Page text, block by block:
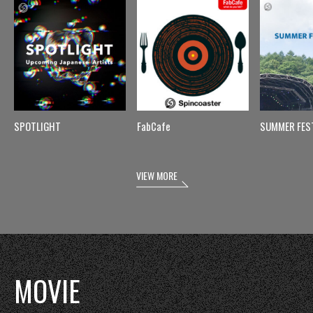
SPOTLIGHT FabCafe SUMMER
VIEW MORE
MOVIE